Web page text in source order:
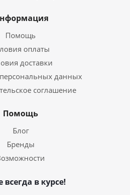
Помощь
оплаты
доставки
данных
соглашение
Помощь
Блог
Бренды
всегда в курсе!